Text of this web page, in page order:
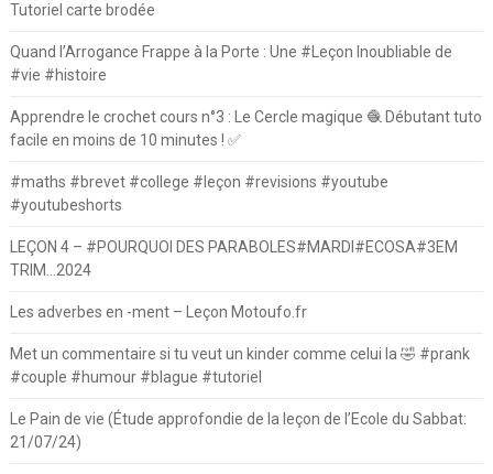
Tutoriel carte brodée
Quand l’Arrogance Frappe à la Porte : Une #Leçon Inoubliable de
#vie #histoire
Apprendre le crochet cours n°3 : Le Cercle magique 🧶 Débutant tuto
facile en moins de 10 minutes ! ✅
#maths #brevet #college #leçon #revisions #youtube
#youtubeshorts
LEÇON 4 – #POURQUOI DES PARABOLES#MARDI#ECOSA#3EM
TRIM…2024
Les adverbes en -ment – Leçon Motoufo.fr
Met un commentaire si tu veut un kinder comme celui la 🤣 #prank
#couple #humour #blague #tutoriel
Le Pain de vie (Étude approfondie de la leçon de l’Ecole du Sabbat:
21/07/24)